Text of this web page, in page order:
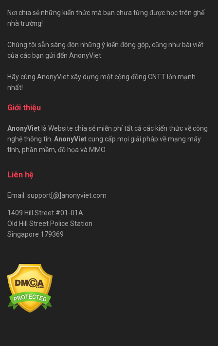
Nơi chia sẻ những kiến thức mà bạn chưa từng được học trên ghế
nhà trường!
Chúng tôi sẵn sàng đón những ý kiến đóng góp, cũng như bài viết
của các bạn gửi đến AnonyViet.
Hãy cùng AnonyViet xây dựng một cộng đồng CNTT lớn mạnh
nhất!
Giới thiệu
AnonyViet là Website chia sẻ miễn phí tất cả các kiến thức về công
nghệ thông tin. AnonyViet cung cấp mọi giải pháp về mạng máy
tính, phần mềm, đồ họa và MMO.
Liên hệ
Email: support[@]anonyviet.com
1409 Hill Street #01-01A
Old Hill Street Police Station
Singapore 179369